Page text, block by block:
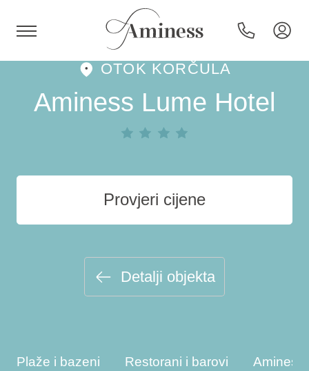
HR
Destinacije
OTOK KORČULA
Aminess Lume Hotel
Provjeri cijene
Detalji objekta
Plaže i bazeni Restorani i barovi Aminess